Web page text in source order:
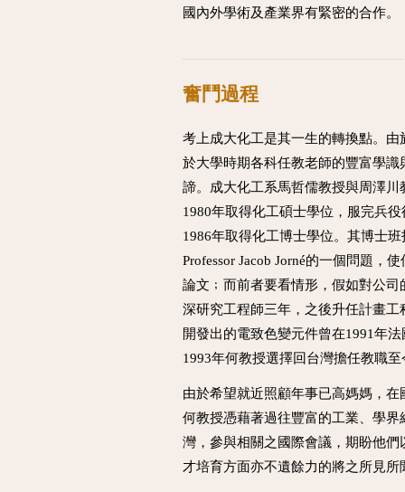
國內外學術及產業界有緊密的合作。
奮鬥過程
考上成大化工是其一生的轉換點。
於大學時期各科任教老師的豐富學
諦。成大化工系馬哲儒教授與周澤
1980年取得化工碩士學位，服完兵
1986年取得化工博士學位。其博士班
Professor Jacob Jorné的一個問題，
論文﹔而前者要看情形，假如對公司
深研究工程師三年，之後升任計畫
開發出的電致色變元件曾在1991年
1993年何教授選擇回台灣擔任教職至
由於希望就近照顧年事已高媽媽，
何教授憑藉著過往豐富的工業、學
灣，參與相關之國際會議，期盼他
才培育方面亦不遺餘力的將之所見